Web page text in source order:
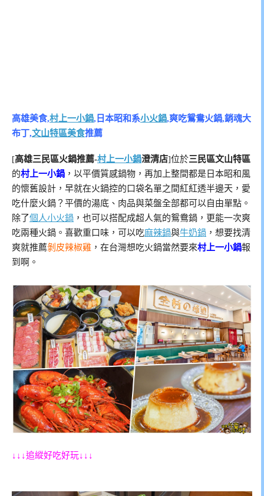
高雄美食,村上一小鍋,日本昭和系小火鍋,爽吃鴛鴦火鍋,銷魂大
布丁,文山特區美食推薦
[高雄三民區火鍋推薦-村上一小鍋澄清店]位於三民區文山特區
的村上一小鍋 ，以平價質感鍋物，再加上整間都是日本昭和風
的懷舊設計，早就在火鍋控的口袋名單之間紅紅透半邊天，愛
吃什麼火鍋？平價的湯底、肉品與菜盤全部都可以自由單點。
除了個人小火鍋 ，也可以搭配成超人氣的鴛鴦鍋，更能一次爽
吃兩種火鍋。喜歡重口味，可以吃麻辣鍋與牛奶鍋 ，想要找清
爽就推薦剝皮辣椒雞 ，在台灣想吃火鍋當然要來村上一小鍋報
到啊。
↓↓↓追縱好吃好玩↓↓↓